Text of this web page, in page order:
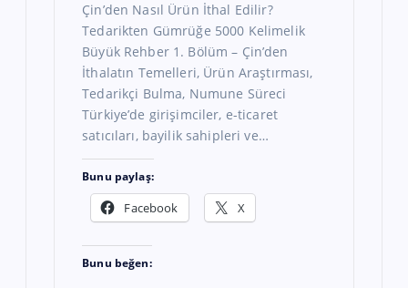
Çin’den Nasıl Ürün İthal Edilir?
Tedarikten Gümrüğe 5000 Kelimelik
Büyük Rehber 1. Bölüm – Çin’den
İthalatın Temelleri, Ürün Araştırması,
Tedarikçi Bulma, Numune Süreci
Türkiye’de girişimciler, e-ticaret
satıcıları, bayilik sahipleri ve…
Bunu paylaş:
Facebook X
Bunu beğen: